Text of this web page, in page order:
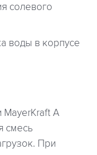
солевого
воды в корпусе
MayerKraft A
смесь
При